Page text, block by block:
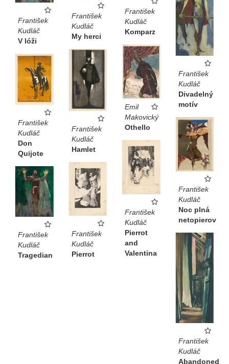
František
Kudláč
V lóži
František
Kudláč
My herci
František
Kudláč
Komparz
František
Kudláč
Divadelný
motív
Emil
Makovický
Othello
František
Kudláč
Hamlet
František
Kudláč
Don
Quijote
František
Kudláč
Noc plná
netopierov
František
Kudláč
Pierrot
and
Valentina
František
Kudláč
Pierrot
František
Kudláč
Tragedian
František
Kudláč
Abandoned